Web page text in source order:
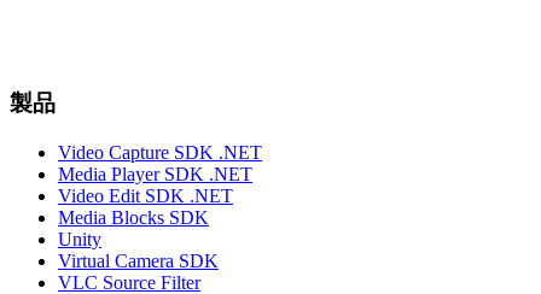
製品
Video Capture SDK .NET
Media Player SDK .NET
Video Edit SDK .NET
Media Blocks SDK
Unity
Virtual Camera SDK
VLC Source Filter